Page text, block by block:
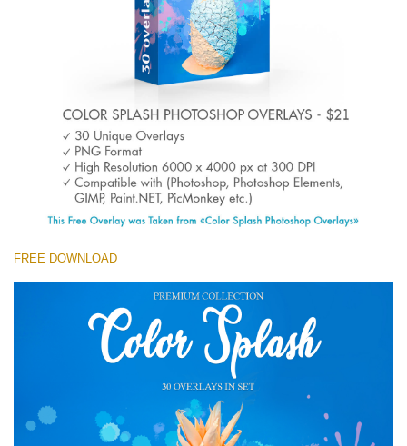
Large 6000*4000px
(740 Overlays)
Large 6000*4000px
Entire Collection
(1783 Overlays)
Скачать Бесплатно
FREE DOWNLOAD